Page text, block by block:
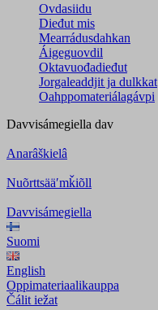
Ovdasiidu
Dieđut mis
Mearrádusdahkan
Áigeguovdil
Oktavuođadieđut
Jorgaleaddjit ja dulkkat
Oahppomateriálagávpi
Davvisámegiella dav
Anarâškielâ
Nuõrttsääʹmǩiõll
Davvisámegiella
Suomi
English
Oppimateriaalikauppa
Čálit iežat